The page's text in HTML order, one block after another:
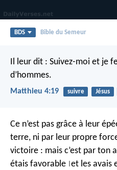
BDS Bible du Semeur
Il leur dit : Suivez-moi et je
d’hommes.
Matthieu 4:19 suivre Jésus
Ce n’est pas grâce à leur
terre, ni par leur propre
victoire : mais c’est par ton
étais favorable et les avais